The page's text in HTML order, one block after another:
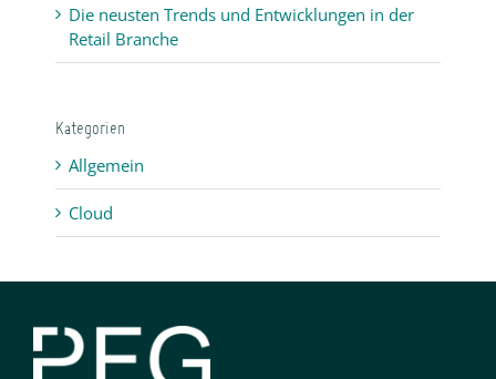
Die neusten Trends und Entwicklungen in der
Retail Branche
Kategorien
Allgemein
Cloud